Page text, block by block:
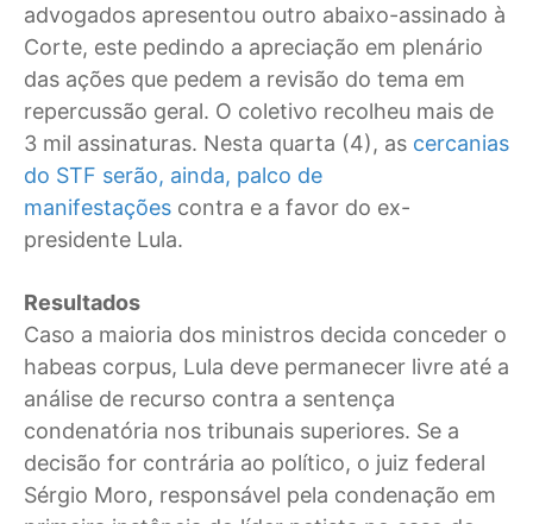
advogados apresentou outro abaixo-assinado à
Corte, este pedindo a apreciação em plenário
das ações que pedem a revisão do tema em
repercussão geral. O coletivo recolheu mais de
3 mil assinaturas. Nesta quarta (4), as cercanias
do STF serão, ainda, palco de
manifestações contra e a favor do ex-
presidente Lula.
Resultados
Caso a maioria dos ministros decida conceder o
habeas corpus, Lula deve permanecer livre até a
análise de recurso contra a sentença
condenatória nos tribunais superiores. Se a
decisão for contrária ao político, o juiz federal
Sérgio Moro, responsável pela condenação em